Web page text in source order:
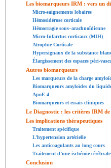
Les biomarqueurs IRM : vers un
Micro-saignements lobaires
Hémosidérose corticale
Hémorragie sous–arachnoïdienne
Micro-Infarctus corticaux (MIH)
Atrophie Corticale
Hypersignaux de la substance
Élargissement des espaces péri-
Autres biomarqueurs
Les marqueurs de la charge
Biomarqueurs amyloïdes du
ApoE 4
Biomarqueurs et essais cliniques
Le Diagnostic : les critères IRM de
Les implications thérapeutiques
Traitement spécifique
L’hypertension artérielle
Les anticoagulants au long cours
Traitement d’une ischémie
Conclusion